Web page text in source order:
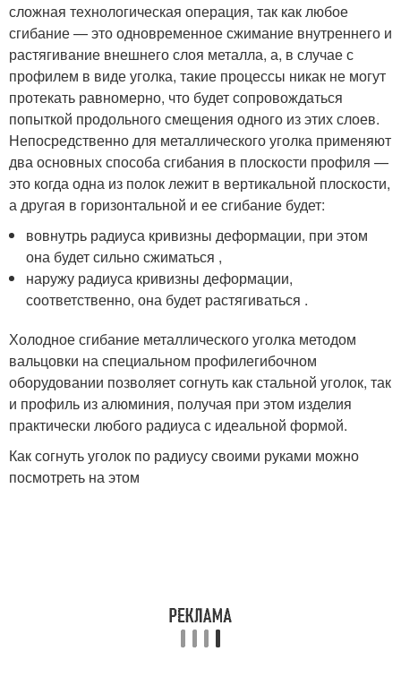
сложная технологическая операция, так как любое
сгибание — это одновременное сжимание внутреннего и
растягивание внешнего слоя металла, а, в случае с
профилем в виде уголка, такие процессы никак не могут
протекать равномерно, что будет сопровождаться
попыткой продольного смещения одного из этих слоев.
Непосредственно для металлического уголка применяют
два основных способа сгибания в плоскости профиля —
это когда одна из полок лежит в вертикальной плоскости,
а другая в горизонтальной и ее сгибание будет:
вовнутрь радиуса кривизны деформации, при этом
она будет сильно сжиматься ,
наружу радиуса кривизны деформации,
соответственно, она будет растягиваться .
Холодное сгибание металлического уголка методом
вальцовки на специальном профилегибочном
оборудовании позволяет согнуть как стальной уголок, так
и профиль из алюминия, получая при этом изделия
практически любого радиуса с идеальной формой.
Как согнуть уголок по радиусу своими руками можно
посмотреть на этом